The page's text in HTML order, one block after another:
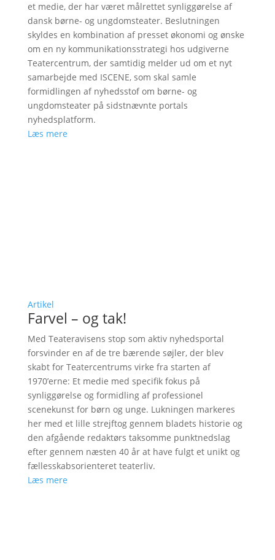
et medie, der har været målrettet synliggørelse af
dansk børne- og ungdomsteater. Beslutningen
skyldes en kombination af presset økonomi og ønske
om en ny kommunikationsstrategi hos udgiverne
Teatercentrum, der samtidig melder ud om et nyt
samarbejde med ISCENE, som skal samle
formidlingen af nyhedsstof om børne- og
ungdomsteater på sidstnævnte portals
nyhedsplatform.
Læs mere
Artikel
Farvel – og tak!
Med Teateravisens stop som aktiv nyhedsportal
forsvinder en af de tre bærende søjler, der blev
skabt for Teatercentrums virke fra starten af
1970’erne: Et medie med specifik fokus på
synliggørelse og formidling af professionel
scenekunst for børn og unge. Lukningen markeres
her med et lille strejftog gennem bladets historie og
den afgående redaktørs taksomme punktnedslag
efter gennem næsten 40 år at have fulgt et unikt og
fællesskabsorienteret teaterliv.
Læs mere